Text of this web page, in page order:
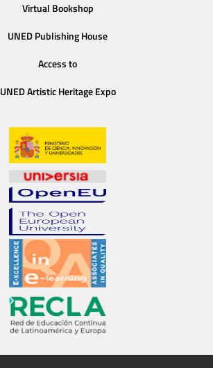
Virtual Bookshop
UNED Publishing House
Access to
UNED Artistic Heritage Expo